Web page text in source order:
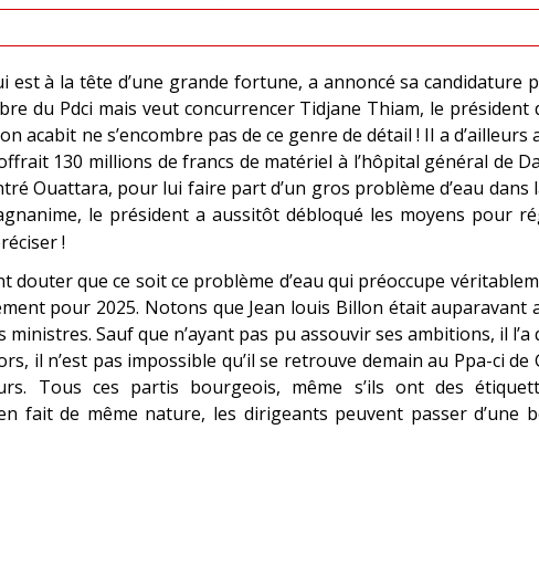
est à la tête d’une grande fortune, a annoncé sa candidature
du Pdci mais veut concurrencer Tidjane Thiam, le président
acabit ne s’encombre pas de ce genre de détail ! Il a
130 millions de francs de matériel à l’hôpital général de
Ouattara, pour lui faire part d’un gros problème d’eau dans
le président a aussitôt débloqué les moyens pour
!
douter que ce soit ce problème d’eau qui préoccupe
pour 2025. Notons que Jean louis Billon était auparavant
ministres. Sauf que n’ayant pas pu assouvir ses ambitions, il
il n’est pas impossible qu’il se retrouve demain au Ppa-ci
Tous ces partis bourgeois, même s’ils ont des
fait de même nature, les dirigeants peuvent passer d’une